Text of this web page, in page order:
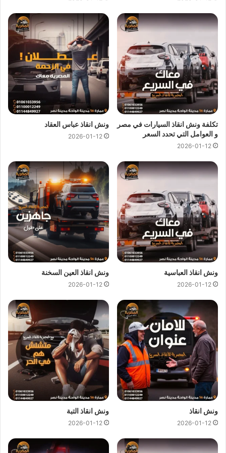
يمكن لفريقونش المصريةتقديم خدماتانقاذ سياراتسريعة
وبأسعار معقولة كل ما عليك الاتصال بنا وسوف نستجيب علي الفور
ونرسل لك على الفوراقرب ونش انقاذ متوفر في غمرة بالقرب من
مكان تعطل سيارتك لاننا نجعلها سهلة باتصالك بنا علي
01144849927او01017439322او01094833093نحن
نستعين بفريق من السائقين الخبرة لرفع و انقاذ سيارتك لاننا لا نعتمد
فقط علىونش الانقاذولكننا نمتلك ايضا رافعات لانقاذ السيارات
المعطلة بنظام رفع هيدروليكي متكامل للتعامل مع حالات السيارات
الثقيلة وسيارات النقل و سيارات النصف نقل العالقة.
ونش نقل سيارات غمرة
ونش انقاذ غمرةيوفر خدمة المساعدة على الطريق بسرعة فائفة و
انقاذ السياراتفي غمرة وذلك من خلال فريق
من السائقين الوناشين الخبرة لتزويدك بافضل خدمةانقاذ سيارات
على الطريق و تقديم جميع خدمات
الانقاذ السريع
اتصل بفريق خدمة العملاء الان فنحن نوفر خدماتنا على مدار 24
ساعة للحصول علىاقرب ونش انقاذفي غمرة فريقونش المصرية
على اتم الاستعداد و جاهز لمساعدتك في اي وقت من النهار او الليل
24/7/365 تشمل خدمات
الانقاذ السريع للسيارات علي ما يلي:
ونش انقاذلـ رفع السيارات
ونش انقاذلـجر السيارات
ونش انقاذلـنقل السيارات
ونش انقاذ
لـنقل السيارات الجديدة
ونش انقاذ لـ نقل سيارات الحوادث.
ونش انقاذلـ المعدات الثقيلة.
ونش انقاذ
نقل الموتوسيكلاتوالبيتش باجي.
ونش انقاذ
وسيارات الجولف.
ونش انقاذ
.
تكلفة ونش انقاذ السيارات في مصر
و العوامل التي تحدد السعر
2026-01-12
ونش انقاذ عباس العقاد
2026-01-12
ونش انقاذ العباسية
2026-01-12
ونش انقاذ العين السخنة
2026-01-12
ونش انقاذ
2026-01-12
ونش انقاذ التبة
2026-01-12